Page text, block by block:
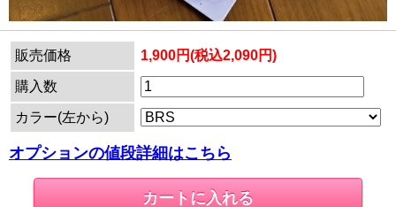
販売価格 1,900円(税込2,090円)
購入数
カラー(左から)
オプションの値段詳細はこちら